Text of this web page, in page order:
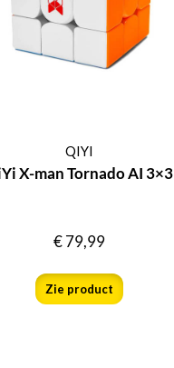
QIYI
X-man Tornado AI 3×3
€79,99
Zie product